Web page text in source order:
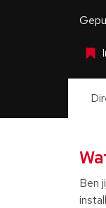
Ben